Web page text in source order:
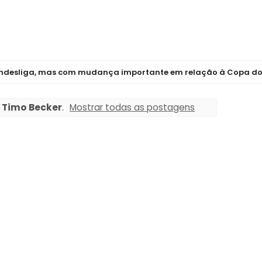
mas com mudança importante em relação à Copa do Mundo
Timo Becker. Mostrar todas as postagens